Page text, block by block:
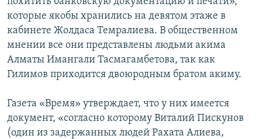
которые якобы хранились на девятом этаже в
кабинете Жолдаса Темралиева. В общественном
мнении все они представлены людьми акима
Алматы Имангали Тасмагамбетова, так как
Гилимов приходится двоюродным братом акиму.
Газета «Время» утверждает, что у них имеется
документ, «согласно которому Виталий Пискунов
(один из задержанных людей Рахата Алиева,